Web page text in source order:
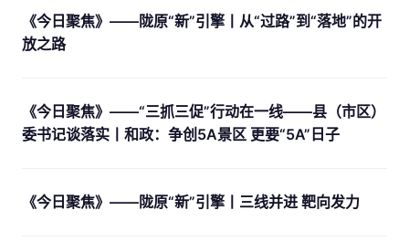
《今日聚焦》——陇原“新”引擎丨从“过路”到“落地”的开
放之路
《今日聚焦》——“三抓三促”行动在一线——县（市区）
委书记谈落实丨和政：争创5A景区 更要“5A”日子
《今日聚焦》——陇原“新”引擎丨三线并进 靶向发力